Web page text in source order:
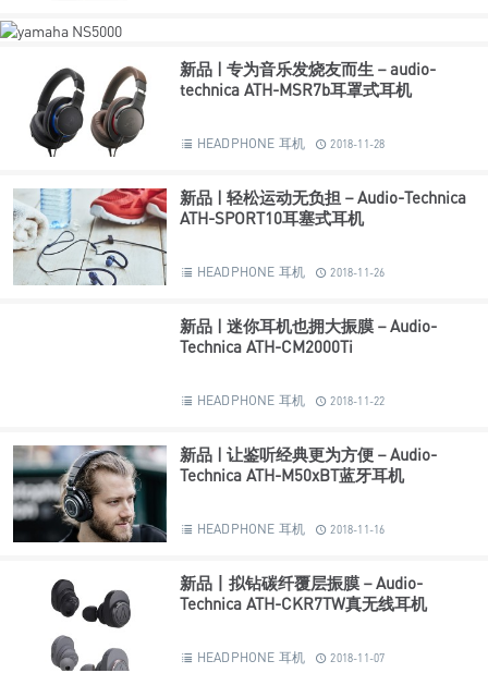
新品 | 专为音乐发烧友而生－audio-
technica ATH-MSR7b耳罩式耳机
HEADPHONE 耳机 2018-11-28
新品 | 轻松运动无负担－Audio-Technica
ATH-SPORT10耳塞式耳机
HEADPHONE 耳机 2018-11-26
新品 | 迷你耳机也拥大振膜－Audio-
Technica ATH-CM2000Ti
HEADPHONE 耳机 2018-11-22
新品 | 让鉴听经典更为方便－Audio-
Technica ATH-M50xBT蓝牙耳机
HEADPHONE 耳机 2018-11-16
新品丨拟钻碳纤覆层振膜－Audio-
Technica ATH-CKR7TW真无线耳机
HEADPHONE 耳机 2018-11-07